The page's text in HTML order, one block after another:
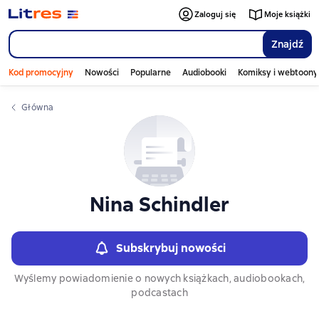
Znajdź
Zaloguj się Moje książki
Kod promocyjny Nowości Popularne Audiobooki Komiksy i webtoony
Główna
Nina Schindler
Subskrybuj nowości
Wyślemy powiadomienie o nowych książkach, audiobookach,
podcastach
Слайдер с книгами